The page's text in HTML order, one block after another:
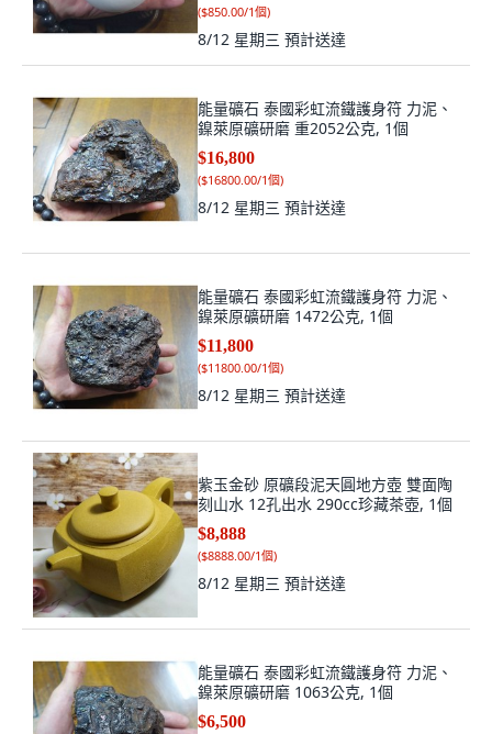
($850.00/1個)
8/12 星期三 預計送達
能量礦石 泰國彩虹流鐵護身符 力泥、
鎳萊原礦研磨 重2052公克, 1個
$16,800
($16800.00/1個)
8/12 星期三 預計送達
能量礦石 泰國彩虹流鐵護身符 力泥、
鎳萊原礦研磨 1472公克, 1個
$11,800
($11800.00/1個)
8/12 星期三 預計送達
紫玉金砂 原礦段泥天圓地方壺 雙面陶
刻山水 12孔出水 290cc珍藏茶壺, 1個
$8,888
($8888.00/1個)
8/12 星期三 預計送達
能量礦石 泰國彩虹流鐵護身符 力泥、
鎳萊原礦研磨 1063公克, 1個
$6,500